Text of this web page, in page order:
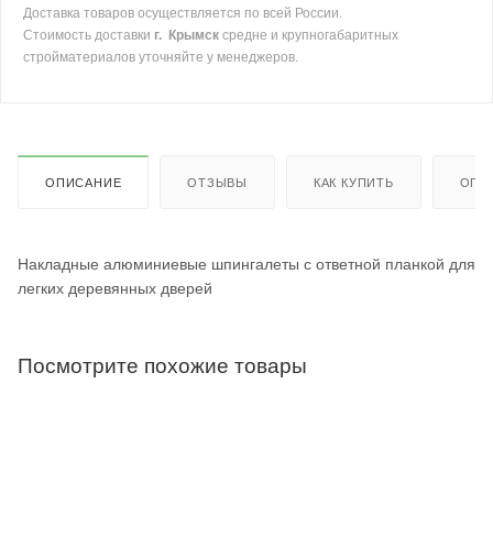
Доставка товаров осуществляется по всей России.
Стоимость доставки г. Крымск средне и крупногабаритных
стройматериалов уточняйте у менеджеров.
ОПИСАНИЕ ОТЗЫВЫ КАК КУПИТЬ
Накладные алюминиевые шпингалеты с ответной планкой для
легких деревянных дверей
Посмотрите похожие товары